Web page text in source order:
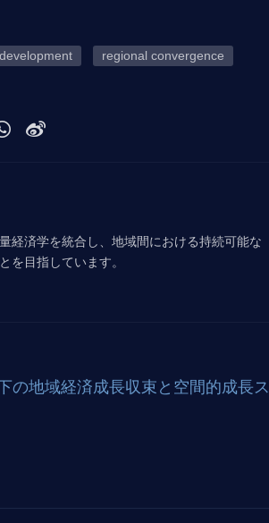
regional convergence
経済学を統合し、地域間における持続可能な
を目指しています。
の地域経済成長収束と空間的成長ス